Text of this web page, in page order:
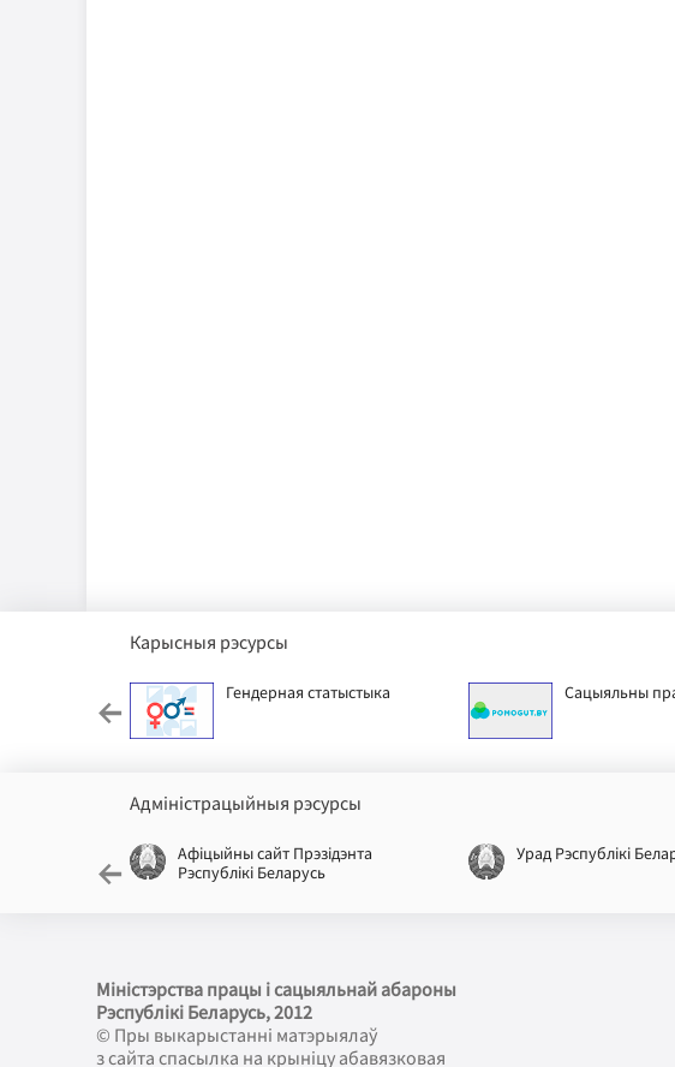
Карысныя рэсурсы
Гендерная статыстыка Сацыяльны
Адміністрацыйныя рэсурсы
Афіцыйны сайт Прэзідэнта
Рэспублікі Беларусь
Урад Рэспублікі
Міністэрства працы і сацыяльнай абароны
Рэспублікі Беларусь, 2012
© Пры выкарыстанні матэрыялаў
з сайта спасылка на крыніцу абавязковая